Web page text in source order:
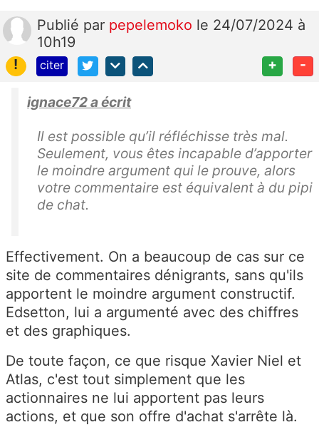
Publié par pepelemoko le 24/07/2024 à
10h19
!
citer + -
ignace72 a écrit
Il est possible qu’il réfléchisse très mal.
Seulement, vous êtes incapable d’apporter
le moindre argument qui le prouve, alors
votre commentaire est équivalent à du pipi
de chat.
Effectivement. On a beaucoup de cas sur ce
site de commentaires dénigrants, sans qu'ils
apportent le moindre argument constructif.
Edsetton, lui a argumenté avec des chiffres
et des graphiques.
De toute façon, ce que risque Xavier Niel et
Atlas, c'est tout simplement que les
actionnaires ne lui apportent pas leurs
actions, et que son offre d'achat s'arrête là.